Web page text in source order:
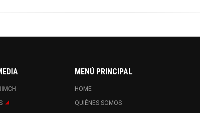
MENÚ PRINCIPAL
HOME
QUIÉNES SOMOS